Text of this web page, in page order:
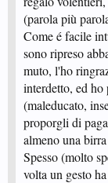
(parola più
Come é facile
sono ripreso
muto, l'ho
interdetto, ed ho
(maleducato,
proporgli di
almeno una
Spesso (molto
volta un gesto